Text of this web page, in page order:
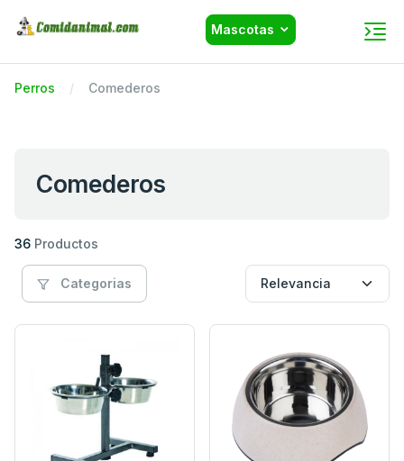
Mascotas
Perros Comederos
Comederos
36 Productos
Categorias